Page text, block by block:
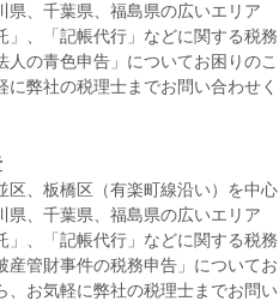
県、千葉県、福島県の広いエリア
」、「記帳代行」などに関する税務
の青色申告」についてお困りのこ
に弊社の税理士までお問い合わせく
区、板橋区（有楽町線沿い）を中心
県、千葉県、福島県の広いエリア
」、「記帳代行」などに関する税務
産管財事件の税務申告」についてお
、お気軽に弊社の税理士までお問い